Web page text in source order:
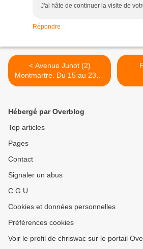
J'ai hâte de continuer la visite de
Répondre
< Avenue Junot (2)
Montmartre. Du 15 au 23 et
villa Léandre. Loos. Tzara...
Hébergé par Overblog
Top articles
Pages
Contact
Signaler un abus
C.G.U.
Cookies et données personnelles
Préférences cookies
Voir le profil de chriswac sur le portail